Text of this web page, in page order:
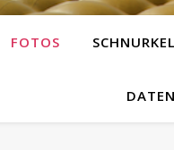
FOTOS SCHNURKEL